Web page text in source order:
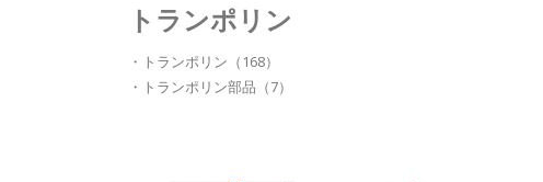
トランポリン
・トランポリン（168）
・トランポリン部品（7）